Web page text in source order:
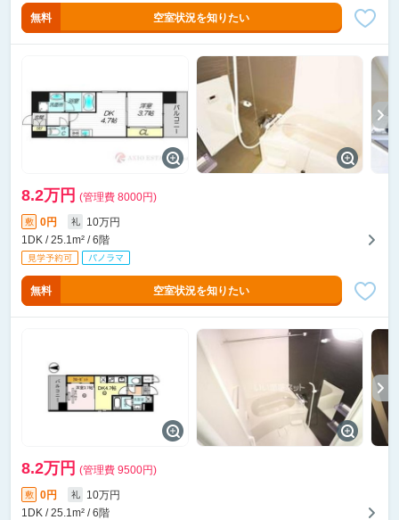
無料 空室状況を知りたい
8.2万円 (管理費 8000円)
敷 0円 礼
10万円
1DK / 25.1m² / 6階
無料 空室状況を知りたい
8.2万円 (管理費 9500円)
敷 0円 礼
10万円
1DK / 25.1m² / 6階